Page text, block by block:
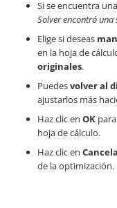
Si se encuentra
Solver encontró una
Elige si deseas
en la hoja de
originales.
Puedesvolver al
ajustarlos más
Haz clic en OK
hoja de cálculo.
Haz clic en
de la optimización.